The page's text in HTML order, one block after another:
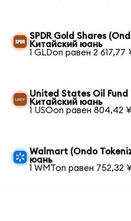
SPDR Gold Shares
Китайский юань
1 GLDon равен 2 617,77
United States Oil Fund
Китайский юань
1 USOon равен 804,42 ¥
Walmart (Ondo
юань
1 WMTon равен 752,32